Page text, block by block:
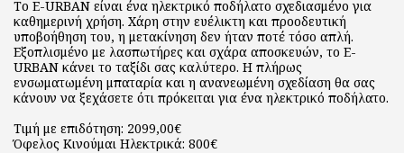
Το E-URBAN είναι ένα ηλεκτρικό ποδήλατο σχεδιασμένο για
καθημερινή χρήση. Χάρη στην ευέλικτη και προοδευτική
υποβοήθηση του, η μετακίνηση δεν ήταν ποτέ τόσο απλή.
Εξοπλισμένο με λασπωτήρες και σχάρα αποσκευών, το E-
URBAN κάνει το ταξίδι σας καλύτερο. Η πλήρως
ενσωματωμένη μπαταρία και η ανανεωμένη σχεδίαση θα σας
κάνουν να ξεχάσετε ότι πρόκειται για ένα ηλεκτρικό ποδήλατο.
Τιμή με επιδότηση: 2099,00€
Όφελος Κινούμαι Ηλεκτρικά: 800€